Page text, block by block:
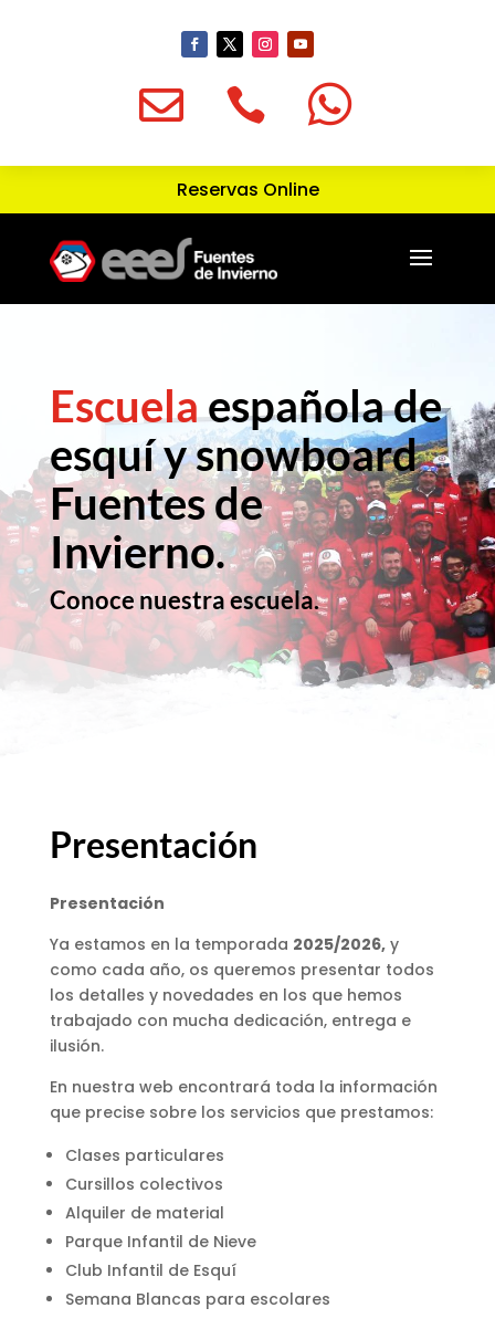
  
Reservas Online
Escuelaespañola de
esquí y snowboard
Fuentes de
Invierno.
Conoce nuestra escuela.
Presentación
Presentación
Ya estamos en la temporada 2025/2026,y
como cada año, os queremos presentar todos
los detalles y novedades en los que hemos
trabajado con mucha dedicación, entrega e
ilusión.
En nuestra web encontrará toda la información
que precise sobre los servicios que prestamos:
Clases particulares
Cursillos colectivos
Alquiler de material
Parque Infantil de Nieve
Club Infantil de Esquí
Semana Blancas para escolares